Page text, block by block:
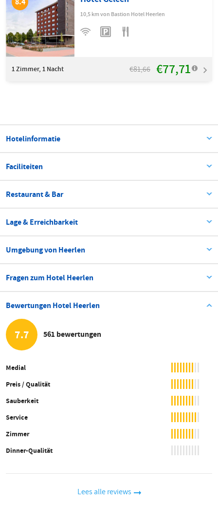
10,5 km von Bastion Hotel Heerlen
1Zimmer, 1 Nacht €81,66 €77,71
Hotelinformatie
Faciliteiten
Restaurant & Bar
Lage & Erreichbarkeit
Umgebung von Heerlen
Fragen zum Hotel Heerlen
Bewertungen Hotel Heerlen
7.7 561 bewertungen
Medial
Preis / Qualität
Sauberkeit
Service
Zimmer
Dinner-Qualität
Lees alle reviews